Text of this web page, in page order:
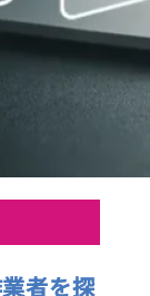
者を探